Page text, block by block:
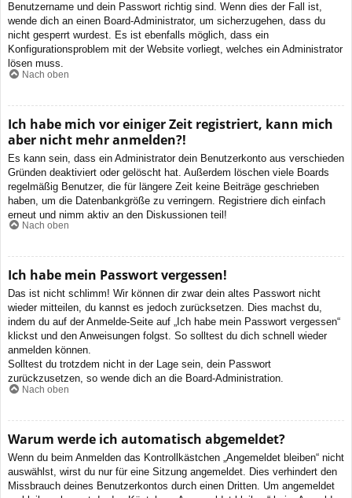
Benutzername und dein Passwort richtig sind. Wenn dies der Fall ist,
wende dich an einen Board-Administrator, um sicherzugehen, dass du
nicht gesperrt wurdest. Es ist ebenfalls möglich, dass ein
Konfigurationsproblem mit der Website vorliegt, welches ein Administrator
lösen muss.
Nach oben
Ich habe mich vor einiger Zeit registriert, kann mich
aber nicht mehr anmelden?!
Es kann sein, dass ein Administrator dein Benutzerkonto aus verschieden
Gründen deaktiviert oder gelöscht hat. Außerdem löschen viele Boards
regelmäßig Benutzer, die für längere Zeit keine Beiträge geschrieben
haben, um die Datenbankgröße zu verringern. Registriere dich einfach
erneut und nimm aktiv an den Diskussionen teil!
Nach oben
Ich habe mein Passwort vergessen!
Das ist nicht schlimm! Wir können dir zwar dein altes Passwort nicht
wieder mitteilen, du kannst es jedoch zurücksetzen. Dies machst du,
indem du auf der Anmelde-Seite auf „Ich habe mein Passwort vergessen“
klickst und den Anweisungen folgst. So solltest du dich schnell wieder
anmelden können.
Solltest du trotzdem nicht in der Lage sein, dein Passwort
zurückzusetzen, so wende dich an die Board-Administration.
Nach oben
Warum werde ich automatisch abgemeldet?
Wenn du beim Anmelden das Kontrollkästchen „Angemeldet bleiben“ nicht
auswählst, wirst du nur für eine Sitzung angemeldet. Dies verhindert den
Missbrauch deines Benutzerkontos durch einen Dritten. Um angemeldet